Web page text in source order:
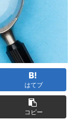
はてブ
コピー